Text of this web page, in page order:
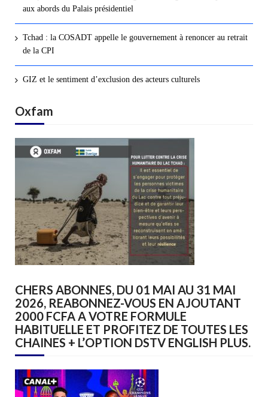
aux abords du Palais présidentiel
Tchad : la COSADT appelle le gouvernement à renoncer au retrait
de la CPI
GIZ et le sentiment d’exclusion des acteurs culturels
Oxfam
CHERS ABONNES, DU 01 MAI AU 31 MAI
2026, REABONNEZ-VOUS EN AJOUTANT
2000 FCFA A VOTRE FORMULE
HABITUELLE ET PROFITEZ DE TOUTES LES
CHAINES + L’OPTION DSTV ENGLISH PLUS.